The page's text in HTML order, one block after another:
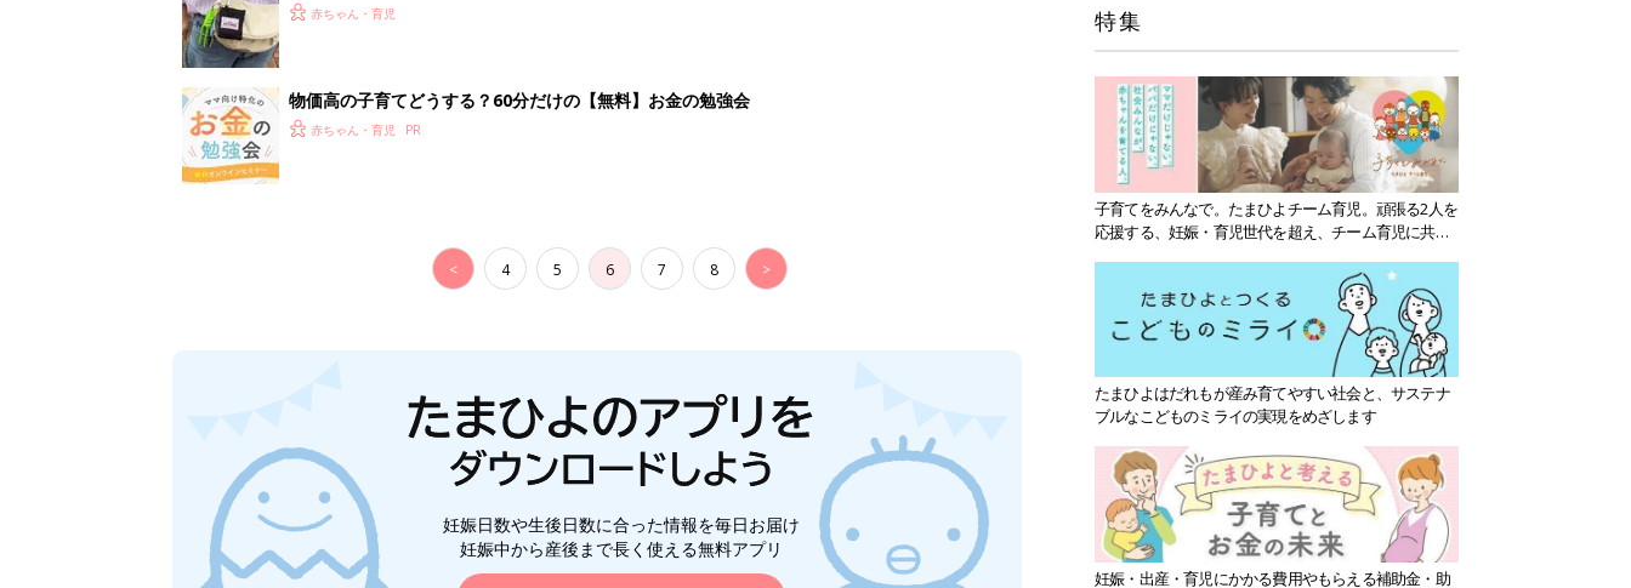
特集
子育てをみんなで。たまひよチーム育児。頑張る2人を
応援する、妊娠・育児世代を超え、チーム育児に共感
たまひよはだれもが産み育てやすい社会と、サステナ
ブルなこどものミライの実現をめざします
妊娠・出産・育児にかかる費用やもらえる補助金・助